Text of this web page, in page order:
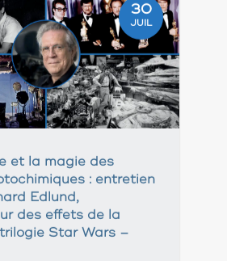
30
JUIL
et la magie des
: entretien
Edlund,
des effets de la
Star Wars –